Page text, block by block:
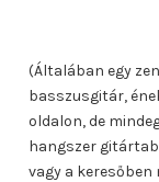
(Általában egy
basszusgitár,
oldalon, de
hangszer
vagy a